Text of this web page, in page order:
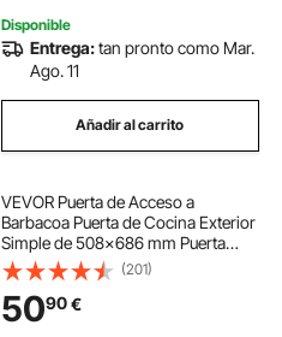
Disponible
Entrega:tan pronto como Mar.
Ago. 11
Añadir al carrito
VEVOR Puerta de Acceso a
Barbacoa Puerta de Cocina Exterior
Simple de 508x686 mm Puerta
Empotrada de Acero Inoxidable con
Manija Empotrada para Isla de
Barbacoa, Estación de Parrilla,
Armario Exterior
(201)
5090€